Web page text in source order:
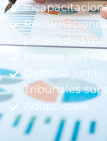
paternidad/
Parejas de
Defensa
Tribunales
Adopciones